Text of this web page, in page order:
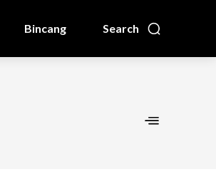
Search
Bincang